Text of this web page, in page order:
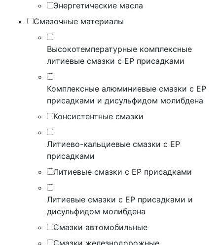
Энергетические масла
Смазочные материалы
Высокотемпературные комплексные
литиевые смазки с EP присадками
Комплексные алюминиевые смазки с EP
присадками и дисульфидом молибдена
Консистентные смазки
Литиево-кальциевые смазки с EP
присадками
Литиевые смазки с EP присадками
Литиевые смазки с EP присадками и
дисульфидом молибдена
Смазки автомобильные
Смазки железнодорожные